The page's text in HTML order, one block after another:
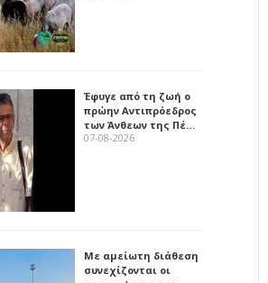
Έφυγε από τη ζωή ο
πρώην Αντιπρόεδρος
των Άνθεων της Πέ…
07-08-2026
Με αμείωτη διάθεση
συνεχίζονται οι